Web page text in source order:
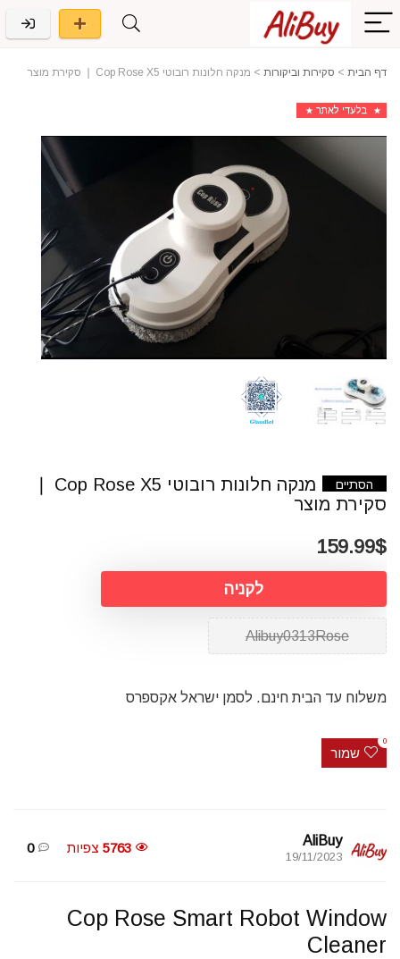
דף הבית > סקירות וביקורות > מנקה חלונות רובוטי Cop Rose X5 ❘ סקירת מוצר
בלעדי לאתר
הסתיים
סקירת מוצר
159.99$
לקניה
Alibuy0313Rose
משלוח עד הבית חינם. לסמן ישראל אקספרס
שמור
0
AliBuy
19/11/2023
5763 צפיות 0
Cop Rose Smart Robot Window
Cleaner